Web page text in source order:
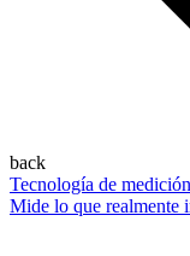
back
Tecnología de
Mide lo que realmente